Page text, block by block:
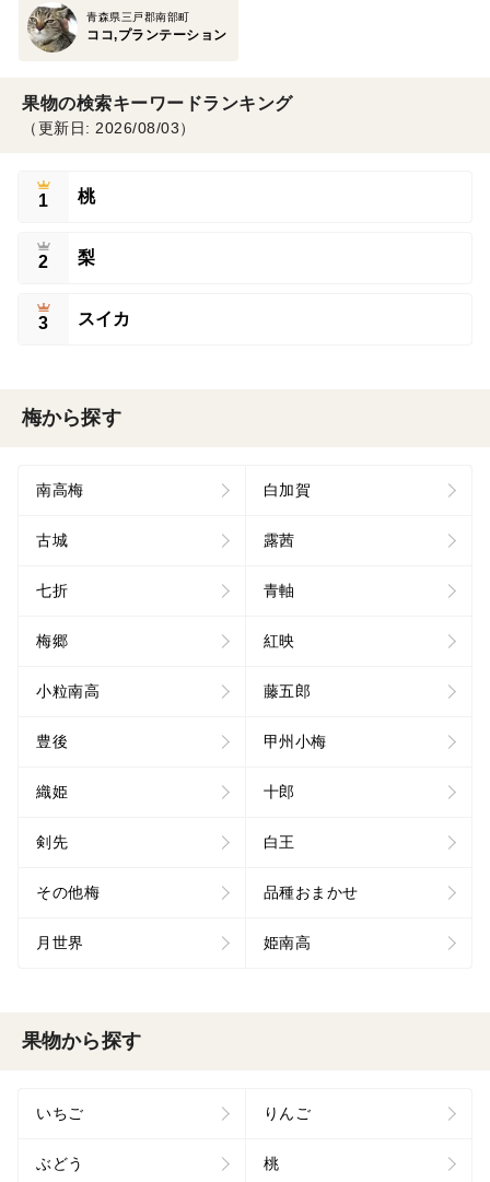
青森県三戸郡南部町
ココ,プランテーション
果物の検索キーワードランキング
（更新日: 2026/08/03）
1 桃
2 梨
3 スイカ
梅から探す
南高梅 白加賀
古城 露茜
七折 青軸
梅郷 紅映
小粒南高 藤五郎
豊後 甲州小梅
織姫 十郎
剣先 白王
その他梅 品種おまかせ
月世界 姫南高
果物から探す
いちご りんご
ぶどう 桃